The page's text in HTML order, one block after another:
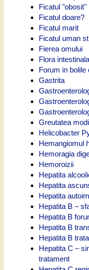
Ficatul "obosit"
Ficatul doare?
Ficatul marit
Ficatul uman
Fierea omului
Flora intestinala
Forum in bolile
Gastrita
Greutatea
Helicobacter
Hemangiomul
Hemoragia
Hemoroizii
Hepatita
Hepatita
Hepatita
Hepatita B –
Hepatita B
Hepatita B
Hepatita B
Hepatita C –
tratament